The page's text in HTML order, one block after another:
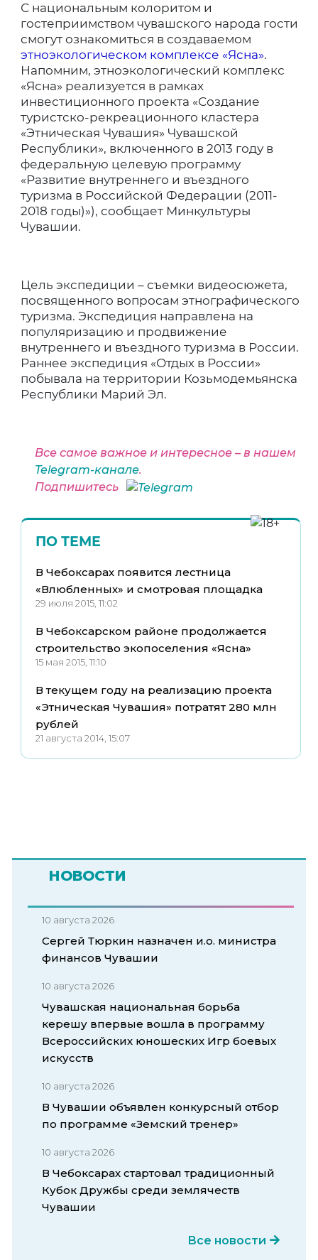
С национальным колоритом и
гостеприимством чувашского народа гости
смогут ознакомиться в создаваемом
этноэкологическом комплексе «Ясна».
Напомним, этноэкологический комплекс
«Ясна» реализуется в рамках
инвестиционного проекта «Создание
туристско-рекреационного кластера
«Этническая Чувашия» Чувашской
Республики», включенного в 2013 году в
федеральную целевую программу
«Развитие внутреннего и въездного
туризма в Российской Федерации (2011-
2018 годы)»), сообщает Минкультуры
Чувашии.
Цель экспедиции – съемки видеосюжета,
посвященного вопросам этнографического
туризма. Экспедиция направлена на
популяризацию и продвижение
внутреннего и въездного туризма в России.
Раннее экспедиция «Отдых в России»
побывала на территории Козьмодемьянска
Республики Марий Эл.
Все самое важное и интересное – в нашем
Telegram-канале.
Подпишитесь
ПО ТЕМЕ
В Чебоксарах появится лестница
«Влюбленных» и смотровая площадка
29 июля 2015, 11:02
В Чебоксарском районе продолжается
строительство экопоселения «Ясна»
15 мая 2015, 11:10
В текущем году на реализацию проекта
«Этническая Чувашия» потратят 280 млн
рублей
21 августа 2014, 15:07
НОВОСТИ
10 августа 2026
Сергей Тюркин назначен и.о. министра
финансов Чувашии
10 августа 2026
Чувашская национальная борьба
керешу впервые вошла в программу
Всероссийских юношеских Игр боевых
искусств
10 августа 2026
В Чувашии объявлен конкурсный отбор
по программе «Земский тренер»
10 августа 2026
В Чебоксарах стартовал традиционный
Кубок Дружбы среди землячеств
Чувашии
Все новости